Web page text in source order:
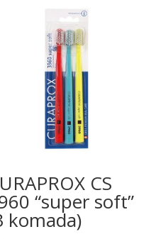
CS
“super soft”
komada)